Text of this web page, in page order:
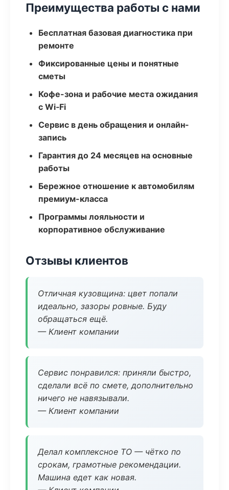
Преимущества работы с нами
Бесплатная базовая диагностика при
ремонте
Фиксированные цены и понятные
сметы
Кофе-зона и рабочие места ожидания
с Wi‑Fi
Сервис в день обращения и онлайн-
запись
Гарантия до 24 месяцев на основные
работы
Бережное отношение к автомобилям
премиум-класса
Программы лояльности и
корпоративное обслуживание
Отзывы клиентов
Отличная кузовщина: цвет попали
идеально, зазоры ровные. Буду
обращаться ещё.
— Клиент компании
Сервис понравился: приняли быстро,
сделали всё по смете, дополнительно
ничего не навязывали.
— Клиент компании
Делал комплексное ТО — чётко по
срокам, грамотные рекомендации.
Машина едет как новая.